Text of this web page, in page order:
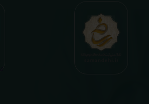
بیمه ها، افزایش تمایل افراد به انجام آزمایش (با دریافت
و شخصی سازی شده) میگردد. تا درنهایت به جامعه ای
پیشرفته (دیر و زود داره سوخت و سوز نداره...)
آنلاین به نتایج هیچ یک از کاربران بصورت مستقیم
با درخواست و ارسال خود کاربر انجام میگیرد و ما